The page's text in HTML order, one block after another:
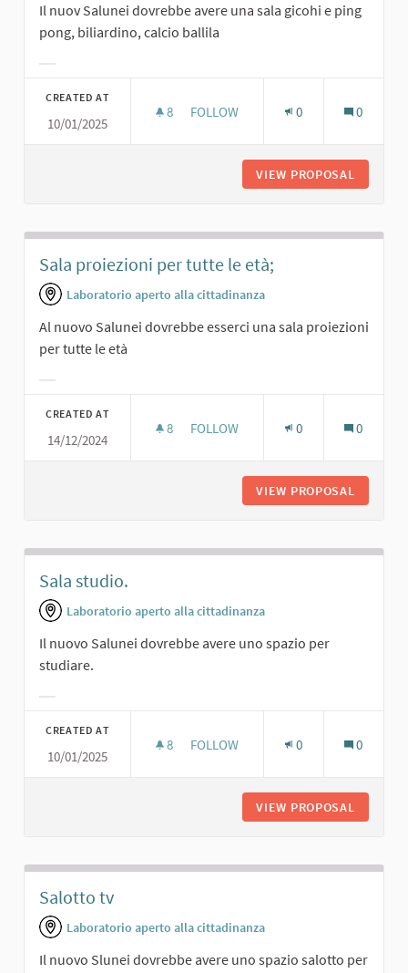
Il nuov Salunei dovrebbe avere una sala gicohi e ping
pong, biliardino, calcio ballila
CREATED AT
10/01/2025
8 8 FOLLOWERS
FOLLOW 0 0
VIEW PROPOSAL
Sala proiezioni per tutte le età;
Laboratorio aperto alla cittadinanza
Al nuovo Salunei dovrebbe esserci una sala proiezioni
per tutte le età
CREATED AT
14/12/2024
8 8 FOLLOWERS
FOLLOW 0 0
VIEW PROPOSAL
Sala studio.
Laboratorio aperto alla cittadinanza
Il nuovo Salunei dovrebbe avere uno spazio per
studiare.
CREATED AT
10/01/2025
8 8 FOLLOWERS
FOLLOW 0 0
VIEW PROPOSAL
Salotto tv
Laboratorio aperto alla cittadinanza
Il nuovo Slunei dovrebbe avere uno spazio salotto per